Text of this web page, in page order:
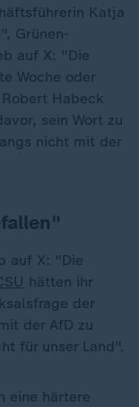
Katja
Grünen-
auf X: "Die
Woche oder
Habeck
sein Wort zu
nicht mit der
auf X: "Die
hätten ihr
der
der AfD zu
für unser Land".
eine härtere